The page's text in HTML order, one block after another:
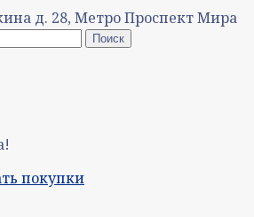
д. 28, Метро Проспект Мира
покупки